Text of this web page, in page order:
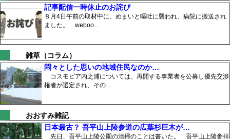
記事配信一時休止のお詫び
８月4日午前の取材中に、めまいと嘔吐に襲われ、病院に搬送され
ました。 weboo…
雑草（コラム）
悶々とした思いの地域住民なのか…
コスモピア内之浦については、再開する事業者を公募し優先交渉
権者が選定され、その…
おおすみ雑記
日本最古？ 吾平山上陵参道の広葉杉巨木が…
先日、吾平山上陵公園の清掃のことは書いた。 吾平山上陵参拝